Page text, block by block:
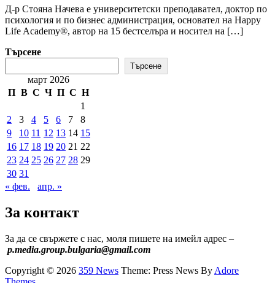
Д-р Стояна Начева е университетски преподавател, доктор по
психология и по бизнес администрация, основател на Happy
Life Academy®, автор на 15 бестселъра и носител на […]
Търсене
Търсене
март 2026
П В С Ч П С Н
1
2
3 4 5 6 7
8
9
10 11 12 13 14 15
16 17 18 19 20 21 22
23 24 25 26 27 28 29
30 31
« фев.
апр. »
За контакт
За да се свържете с нас, моля пишете на имейл адрес –
p.media.group.bulgaria@gmail.com
Copyright © 2026 359 News Theme: Press News By Adore